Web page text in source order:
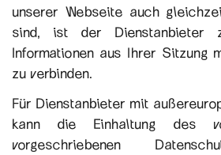
unserer Webseite auch
sind, ist der Dienstanbieter
Informationen aus Ihrer Sitzung
zu verbinden.
Für Dienstanbieter mit
kann die Einhaltung des
vorgeschriebenen